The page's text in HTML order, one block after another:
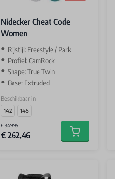
Nidecker Cheat Code
Women
Rijstijl: Freestyle / Park
Profiel: CamRock
Shape: True Twin
Base: Extruded
Beschikbaar in
142
146
€ 349,95
€ 262,46 Add to cart